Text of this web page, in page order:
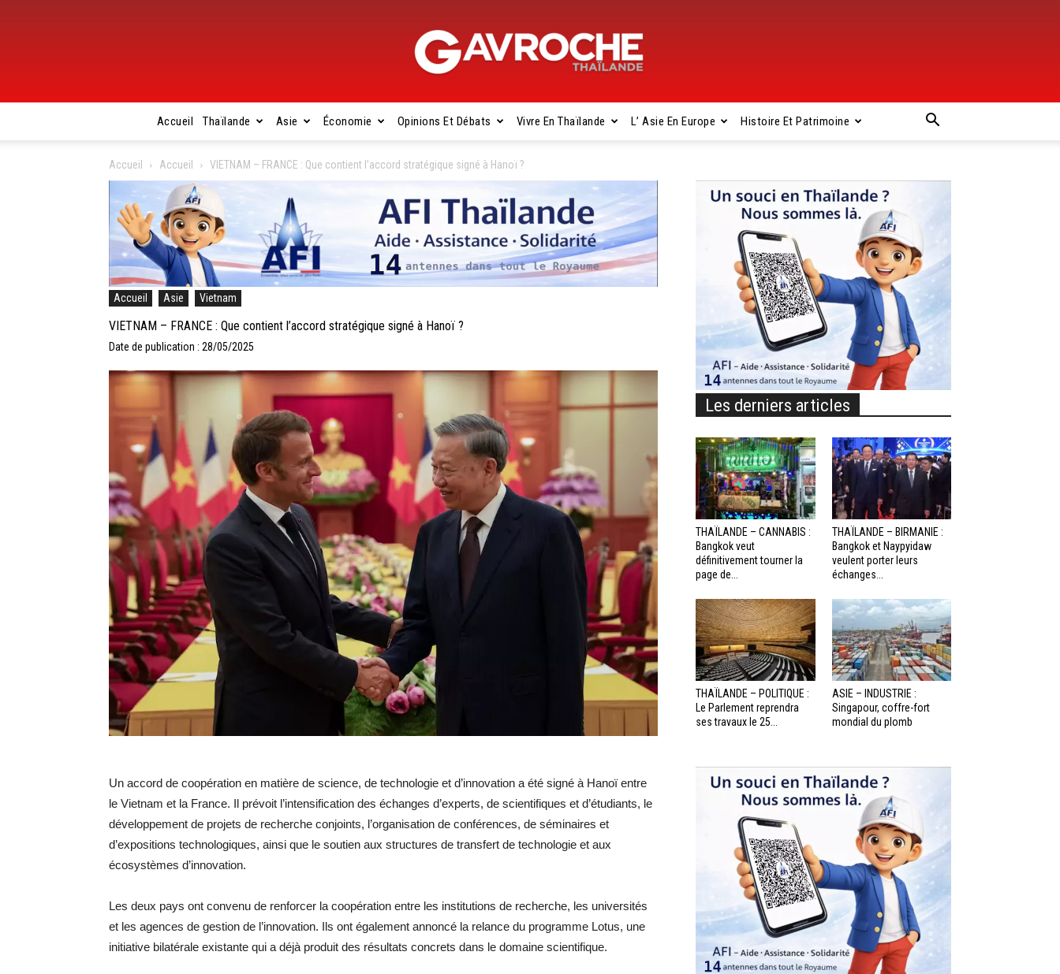
Gavroche
Thaïlande
Accueil Thaïlande Asie Économie Opinions Et Débats Vivre En Thaïlande L’ Asie En Europe Histoire Et Patrimoine
Accueil Accueil VIETNAM – FRANCE : Que contient l’accord stratégique signé à Hanoï ?
Accueil Asie Vietnam
VIETNAM – FRANCE : Que contient l’accord stratégique signé à Hanoï ?
Date de publication : 28/05/2025
Un accord de coopération en matière de science, de technologie et d’innovation a été signé à Hanoï entre
le Vietnam et la France. Il prévoit l’intensification des échanges d’experts, de scientifiques et d’étudiants, le
développement de projets de recherche conjoints, l’organisation de conférences, de séminaires et
d’expositions technologiques, ainsi que le soutien aux structures de transfert de technologie et aux
écosystèmes d’innovation.
Les deux pays ont convenu de renforcer la coopération entre les institutions de recherche, les universités
et les agences de gestion de l’innovation. Ils ont également annoncé la relance du programme Lotus, une
initiative bilatérale existante qui a déjà produit des résultats concrets dans le domaine scientifique.
Les derniers articles
THAÏLANDE – CANNABIS :
Bangkok veut
définitivement tourner la
page de...
THAÏLANDE – BIRMANIE :
Bangkok et Naypyidaw
veulent porter leurs
échanges...
THAÏLANDE – POLITIQUE :
Le Parlement reprendra
ses travaux le 25...
ASIE – INDUSTRIE :
Singapour, coffre-fort
mondial du plomb